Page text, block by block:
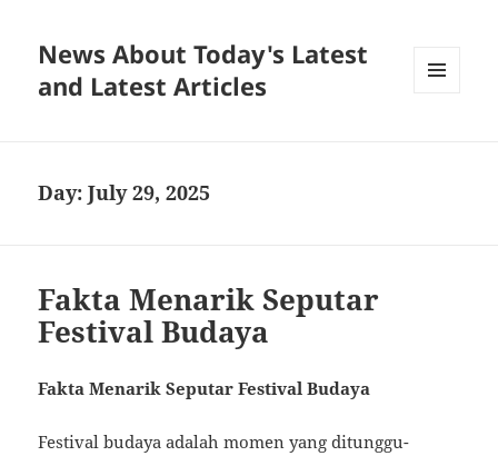
News About Today's Latest
and Latest Articles
Day:July 29, 2025
Fakta Menarik Seputar
Festival Budaya
Fakta Menarik Seputar Festival Budaya
Festival budaya adalah momen yang ditunggu-